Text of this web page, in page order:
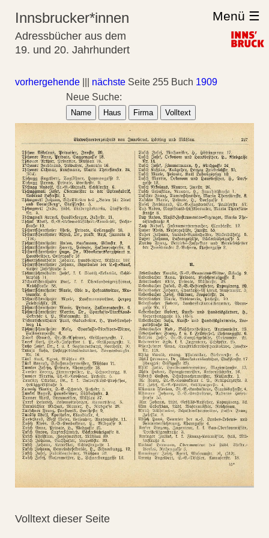
Innsbrucker*innen
Adressbücher aus dem
19. und 20. Jahrhundert
Menü ☰
vorhergehende nächste Seite 255 Buch 1909
Neue Suche:
Name Haus Firma Volltext
Volltext dieser Seite